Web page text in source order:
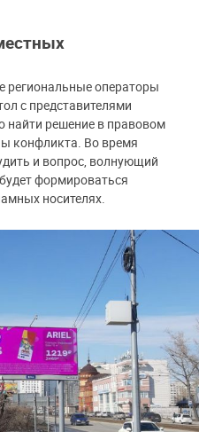
региональные операторы
с представителями
найти решение в правовом
конфликта. Во время
и вопрос, волнующий
формироваться
носителях.